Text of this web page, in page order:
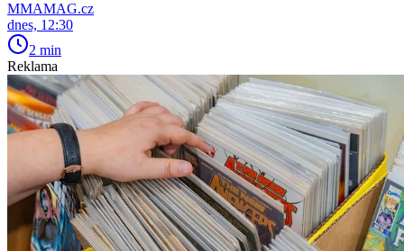
MMAMAG.cz
dnes, 12:30
2 min
Reklama